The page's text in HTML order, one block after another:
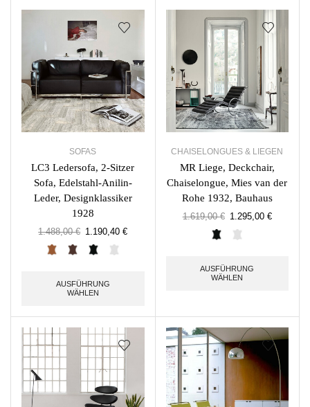
SOFAS
LC3 Ledersofa, 2-Sitzer
Sofa, Edelstahl-Anilin-
Leder, Designklassiker
1928
1.488,00€ 1.190,40€
AUSFÜHRUNG
WÄHLEN
CHAISELONGUES & LIEGEN
MR Liege, Deckchair,
Chaiselongue, Mies van der
Rohe 1932, Bauhaus
1.619,00€ 1.295,00 €
AUSFÜHRUNG
WÄHLEN